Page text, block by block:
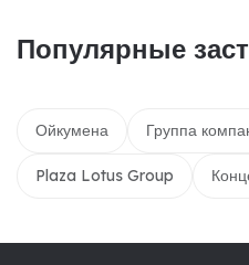
Популярные
Ойкумена Группа
Plaza Lotus Group